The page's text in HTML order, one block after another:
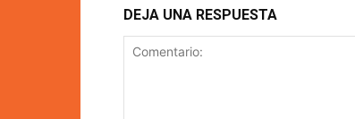
DEJA UNA RESPUESTA